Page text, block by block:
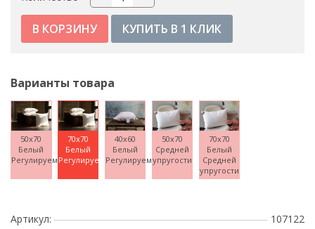
КУПИТЬ В 1 КЛИК
Варианты товара
50x70
Белый
Регулируемая
70x70
Белый
Регулируемая
40x60
Белый
Регулируемая
50x70
Средней
упругости
70x70
Белый
Средней
упругости
Артикул: 107122